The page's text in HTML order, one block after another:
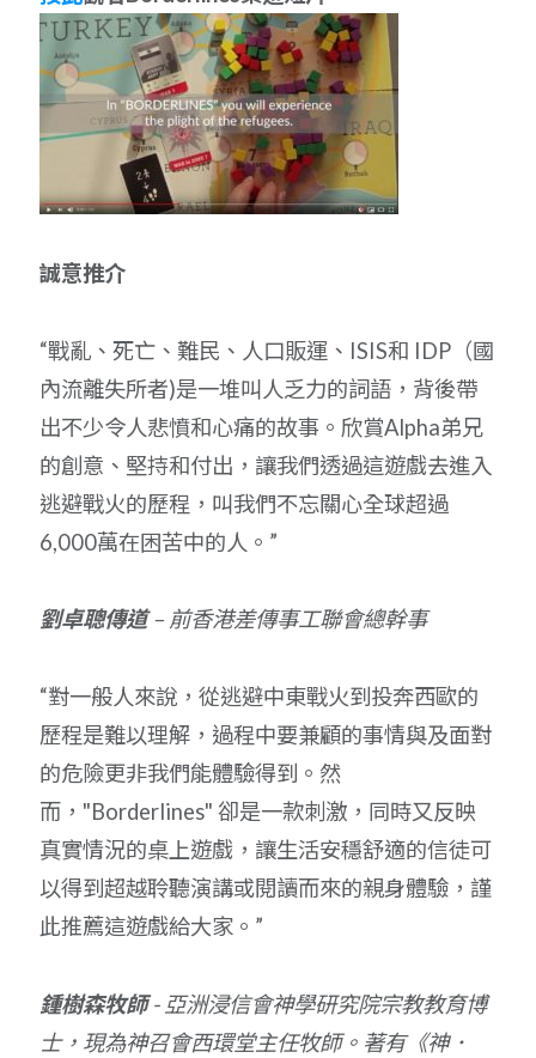
誠意推介
“戰亂、死亡、難民、人口販運、ISIS和 IDP（國
內流離失所者)是一堆叫人乏力的詞語，背後帶
出不少令人悲憤和心痛的故事。欣賞Alpha弟兄
的創意、堅持和付出，讓我們透過這遊戲去進入
逃避戰火的歷程，叫我們不忘關心全球超過
6,000萬在困苦中的人。”
劉卓聰傳道– 前香港差傳事工聯會總幹事
“對一般人來說，從逃避中東戰火到投奔西歐的
歷程是難以理解，過程中要兼顧的事情與及面對
的危險更非我們能體驗得到。然
而，"Borderlines" 卻是一款刺激，同時又反映
真實情況的桌上遊戲，讓生活安穩舒適的信徒可
以得到超越聆聽演講或閱讀而來的親身體驗，謹
此推薦這遊戲給大家。”
鍾樹森牧師- 亞洲浸信會神學研究院宗教教育博
士，現為神召會西環堂主任牧師。著有《神．